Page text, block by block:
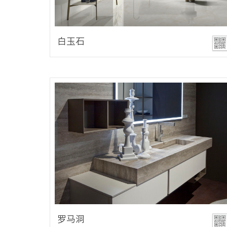
白玉石
罗马洞